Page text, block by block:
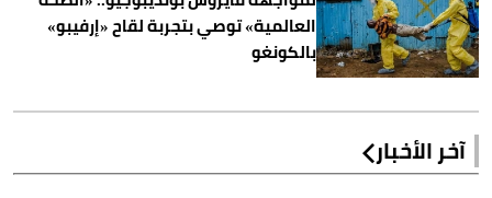
العالمية» توصي بتجربة لقاح «إرفيبو»
بالكونغو
آخر الأخبار